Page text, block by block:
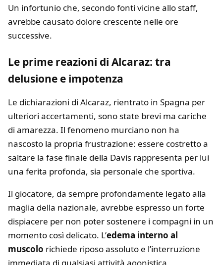
Un infortunio che, secondo fonti vicine allo staff,
avrebbe causato dolore crescente nelle ore
successive.
Le prime reazioni di Alcaraz: tra
delusione e impotenza
Le dichiarazioni di Alcaraz, rientrato in Spagna per
ulteriori accertamenti, sono state brevi ma cariche
di amarezza. Il fenomeno murciano non ha
nascosto la propria frustrazione: essere costretto a
saltare la fase finale della Davis rappresenta per lui
una ferita profonda, sia personale che sportiva.
Il giocatore, da sempre profondamente legato alla
maglia della nazionale, avrebbe espresso un forte
dispiacere per non poter sostenere i compagni in un
momento così delicato. L’edema interno al
muscolo richiede riposo assoluto e l’interruzione
immediata di qualsiasi attività agonistica,